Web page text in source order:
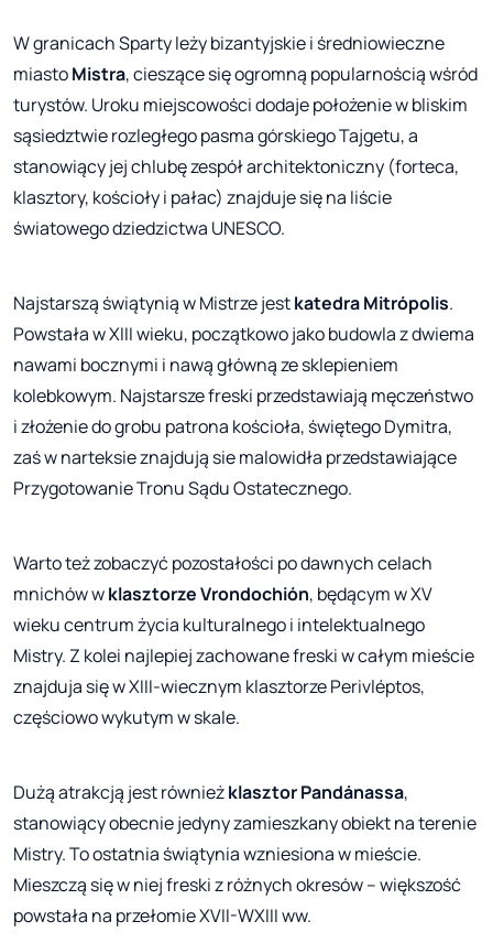
W granicach Sparty leży bizantyjskie i średniowieczne
miastoMistra, cieszące się ogromną popularnością wśród
turystów. Uroku miejscowości dodaje położenie w bliskim
sąsiedztwie rozległego pasma górskiego Tajgetu, a
stanowiący jej chlubę zespół architektoniczny (forteca,
klasztory, kościoły i pałac) znajduje się na liście
światowego dziedzictwa UNESCO.
Najstarszą świątynią w Mistrze jestkatedra Mitrópolis.
Powstała w XIII wieku, początkowo jako budowla z dwiema
nawami bocznymi i nawą główną ze sklepieniem
kolebkowym. Najstarsze freski przedstawiają męczeństwo
i złożenie do grobu patrona kościoła, świętego Dymitra,
zaś w narteksie znajdują sie malowidła przedstawiające
Przygotowanie Tronu Sądu Ostatecznego.
Warto też zobaczyć pozostałości po dawnych celach
mnichów wklasztorze Vrondochión, będącym w XV
wieku centrum życia kulturalnego i intelektualnego
Mistry. Z kolei najlepiej zachowane freski w całym mieście
znajduja się w XIII-wiecznym klasztorze Perivléptos,
częściowo wykutym w skale.
Dużą atrakcją jest równieżklasztor Pandánassa,
stanowiący obecnie jedyny zamieszkany obiekt na terenie
Mistry. To ostatnia świątynia wzniesiona w mieście.
Mieszczą się w niej freski z różnych okresów – większość
powstała na przełomie XVII-WXIII ww.